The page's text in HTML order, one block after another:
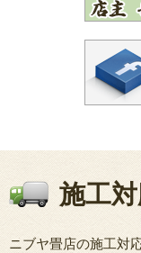
施工
ニブヤ畳店の施工対